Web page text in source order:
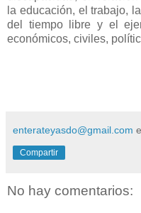
la educación, el trabajo,
del tiempo libre y el
económicos, civiles,
enterateyasdo@gmail.com
Compartir
No hay comentarios: